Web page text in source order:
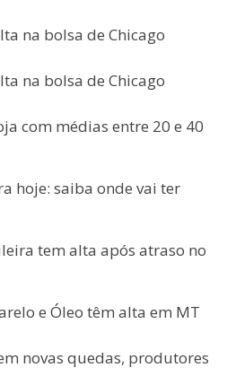
na bolsa de Chicago
na bolsa de Chicago
com médias entre 20 e 40
hoje: saiba onde vai ter
tem alta após atraso no
e Óleo têm alta em MT
novas quedas, produtores